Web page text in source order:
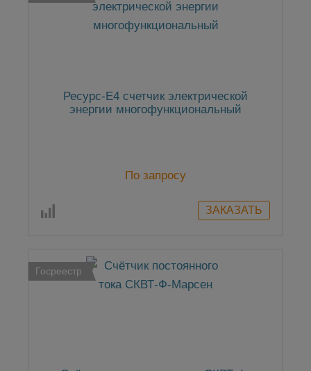
Ресурс-Е4 счетчик электрической
энергии многофункциональный
По запросу
Госреестр